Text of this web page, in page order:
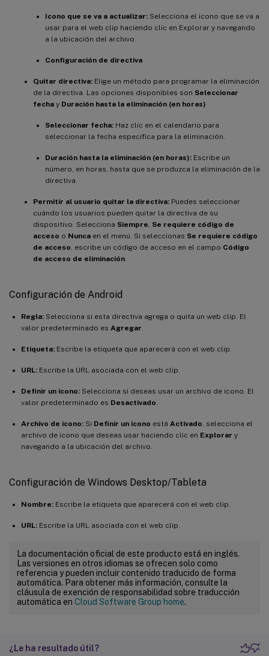
Icono que se va a actualizar: Selecciona el icono que se va a
usar para el web clip haciendo clic en Explorar y navegando
a la ubicación del archivo.
Configuración de directiva
Quitar directiva: Elige un método para programar la eliminación
de la directiva. Las opciones disponibles son Seleccionar
fecha y Duración hasta la eliminación (en horas)
Seleccionar fecha: Haz clic en el calendario para
seleccionar la fecha específica para la eliminación.
Duración hasta la eliminación (en horas): Escribe un
número, en horas, hasta que se produzca la eliminación de la
directiva.
Permitir al usuario quitar la directiva: Puedes seleccionar
cuándo los usuarios pueden quitar la directiva de su
dispositivo. Selecciona Siempre Se requiere código de
acceso o Nunca en el menú. Si seleccionas Se requiere código
de acceso , escribe un código de acceso en el campo Código
de acceso de eliminación
Configuración de Android
Regla: Selecciona si esta directiva agrega o quita un web clip. El
valor predeterminado es Agregar
Etiqueta: Escribe la etiqueta que aparecerá con el web clip.
URL: Escribe la URL asociada con el web clip.
Definir un icono: Selecciona si deseas usar un archivo de icono. El
valor predeterminado es Desactivado
Archivo de icono: Si Definir un icono está Activado , selecciona el
archivo de icono que deseas usar haciendo clic en Explorar y
navegando a la ubicación del archivo.
Configuración de Windows Desktop/Tableta
Nombre: Escribe la etiqueta que aparecerá con el web clip.
URL: Escribe la URL asociada con el web clip.
La documentación oficial de este producto está en inglés.
Las versiones en otros idiomas se ofrecen solo como
referencia y pueden incluir contenido traducido de forma
automática. Para obtener más información, consulte la
cláusula de exención de responsabilidad sobre traducción
automática en Cloud Software Group home.
¿Le ha resultado útil?